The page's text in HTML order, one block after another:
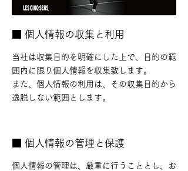
■ 個人情報の収集と利用
当社は収集目的を明確にした上で、目的の範
囲内に限り個人情報を収集致します。
また、個人情報の利用は、その収集目的から
逸脱しない範囲とします。
■ 個人情報の管理と保護
個人情報の管理は、厳重に行うこととし、お